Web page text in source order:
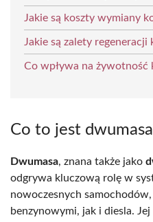
Jakie są koszty wymiany
Jakie są zalety regeneracji
Co wpływa na żywotność
Co to jest
Dwumasa, znana także jako
odgrywa kluczową rolę w
nowoczesnych
benzynowymi, jak i diesla.